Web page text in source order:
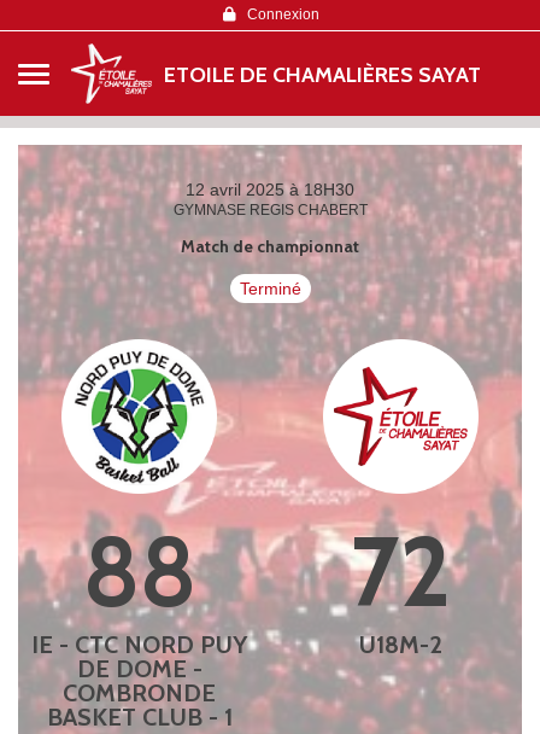
Connexion
ETOILE DE CHAMALIÈRES SAYAT
12 avril 2025 à 18H30
GYMNASE REGIS CHABERT
Match de championnat
Terminé
88 72
IE - CTC NORD PUY
DE DOME -
COMBRONDE
BASKET CLUB - 1
U18M-2
Panneau de gestion des cookies